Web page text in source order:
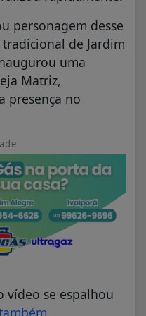
personagem desse
de Jardim
uma
Matriz,
presença no
vídeo se espalhou